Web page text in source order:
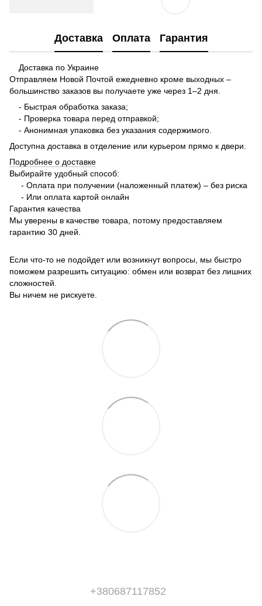
Доставка Оплата Гарантия
Доставка по Украине
Отправляем Новой Почтой ежедневно кроме выходных –
большинство заказов вы получаете уже через 1–2 дня.
- Быстрая обработка заказа;
- Проверка товара перед отправкой;
- Анонимная упаковка без указания содержимого.
Доступна доставка в отделение или курьером прямо к двери.
Подробнее о доставке
Выбирайте удобный способ:
- Оплата при получении (наложенный платеж) – без риска
- Или оплата картой онлайн
Гарантия качества
Мы уверены в качестве товара, потому предоставляем
гарантию 30 дней.
Если что-то не подойдет или возникнут вопросы, мы быстро
поможем разрешить ситуацию: обмен или возврат без лишних
сложностей.
Вы ничем не рискуете.
+380687117852